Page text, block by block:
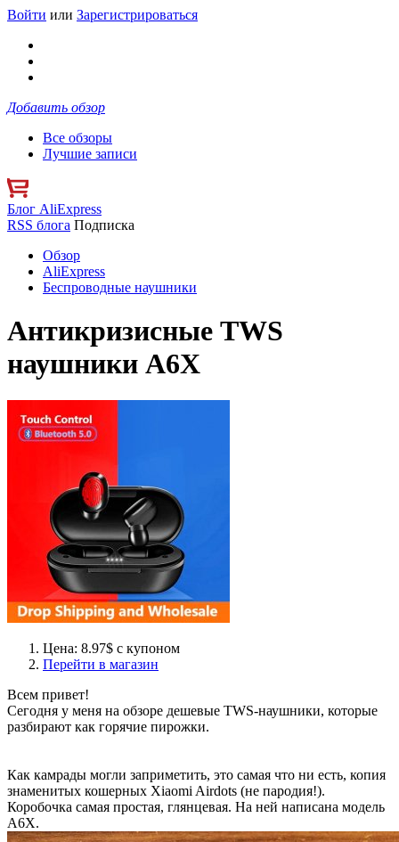
Войти или Зарегистрироваться
Добавить обзор
Все обзоры
Лучшие записи
Блог AliExpress
RSS блога Подписка
Обзор
AliExpress
Беспроводные наушники
Антикризисные TWS
наушники A6X
Цена: 8.97$ с купоном
Перейти в магазин
Всем привет!
Сегодня у меня на обзоре дешевые TWS-наушники, которые
разбирают как горячие пирожки.
Как камрады могли заприметить, это самая что ни есть, копия
знаменитых кошерных Xiaomi Airdots (не пародия!).
Коробочка самая простая, глянцевая. На ней написана модель
A6X.